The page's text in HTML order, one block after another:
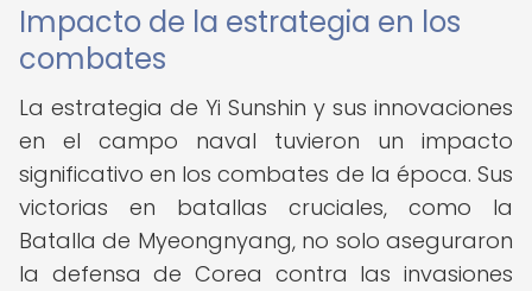
Impacto de la estrategia en los
combates
La estrategia de Yi Sunshin y sus innovaciones
en el campo naval tuvieron un impacto
significativo en los combates de la época. Sus
victorias en batallas cruciales, como la
Batalla de Myeongnyang, no solo aseguraron
la defensa de Corea contra las invasiones